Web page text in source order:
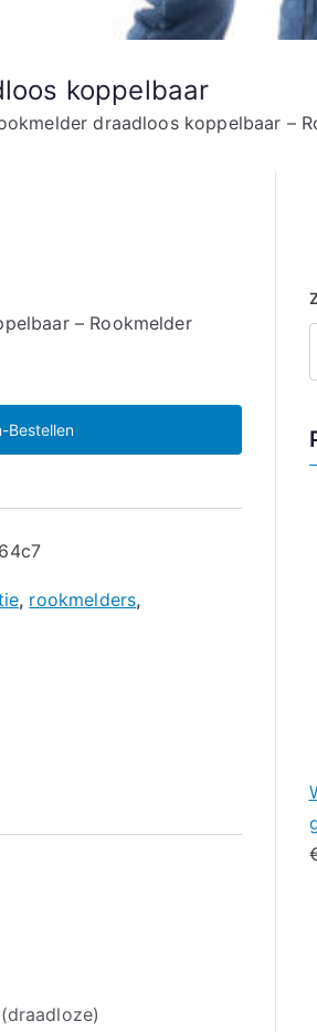
koppelbaar
draadloos koppelbaar –
– Rookmelder
Bestellen
, rookmelders,